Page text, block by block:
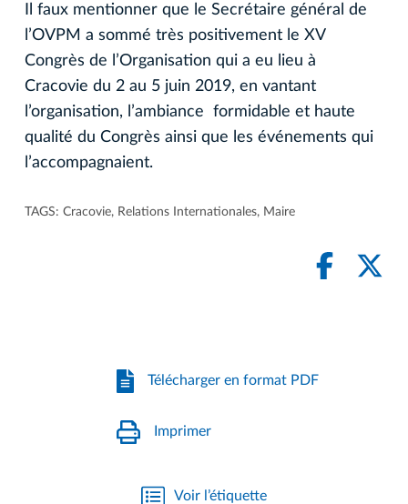
Il faux mentionner que le Secrétaire général de
l’OVPM a sommé très positivement le XV
Congrès de l’Organisation qui a eu lieu à
Cracovie du 2 au 5 juin 2019, en vantant
l’organisation, l’ambiance formidable et haute
qualité du Congrès ainsi que les événements qui
l’accompagnaient.
TAGS: Cracovie, Relations Internationales, Maire
Télécharger en format PDF
Imprimer
Voir l’étiquette